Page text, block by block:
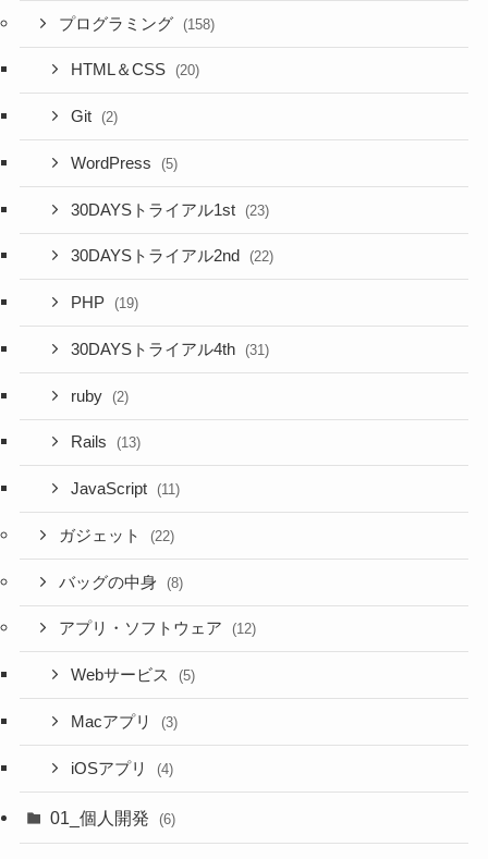
プログラミング (158)
HTML＆CSS (20)
Git (2)
WordPress (5)
30DAYSトライアル1st (23)
30DAYSトライアル2nd (22)
PHP (19)
30DAYSトライアル4th (31)
ruby (2)
Rails (13)
JavaScript (11)
ガジェット (22)
バッグの中身 (8)
アプリ・ソフトウェア (12)
Webサービス (5)
Macアプリ (3)
iOSアプリ (4)
01_個人開発 (6)